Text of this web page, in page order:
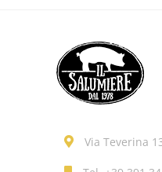
Via Teverina